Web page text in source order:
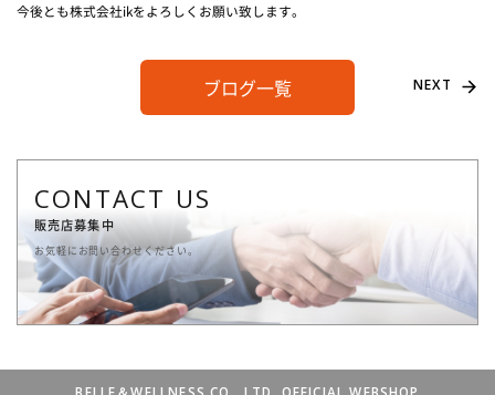
今後とも株式会社ikをよろしくお願い致します。
ブログ一覧 NEXT
CONTACT US
販売店募集中
お気軽にお問い合わせください。
BELLE＆WELLNESS CO., LTD. OFFICIAL WEBSHOP